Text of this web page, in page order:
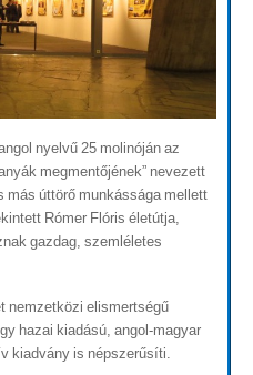
nyelvű 25 molinóján az
megmentőjének” nevezett
úttörő munkássága mellett
Rómer Flóris életútja,
gazdag, szemléletes
nemzetközi elismertségű
hazai kiadású, angol-magyar
kiadvány is népszerűsíti.